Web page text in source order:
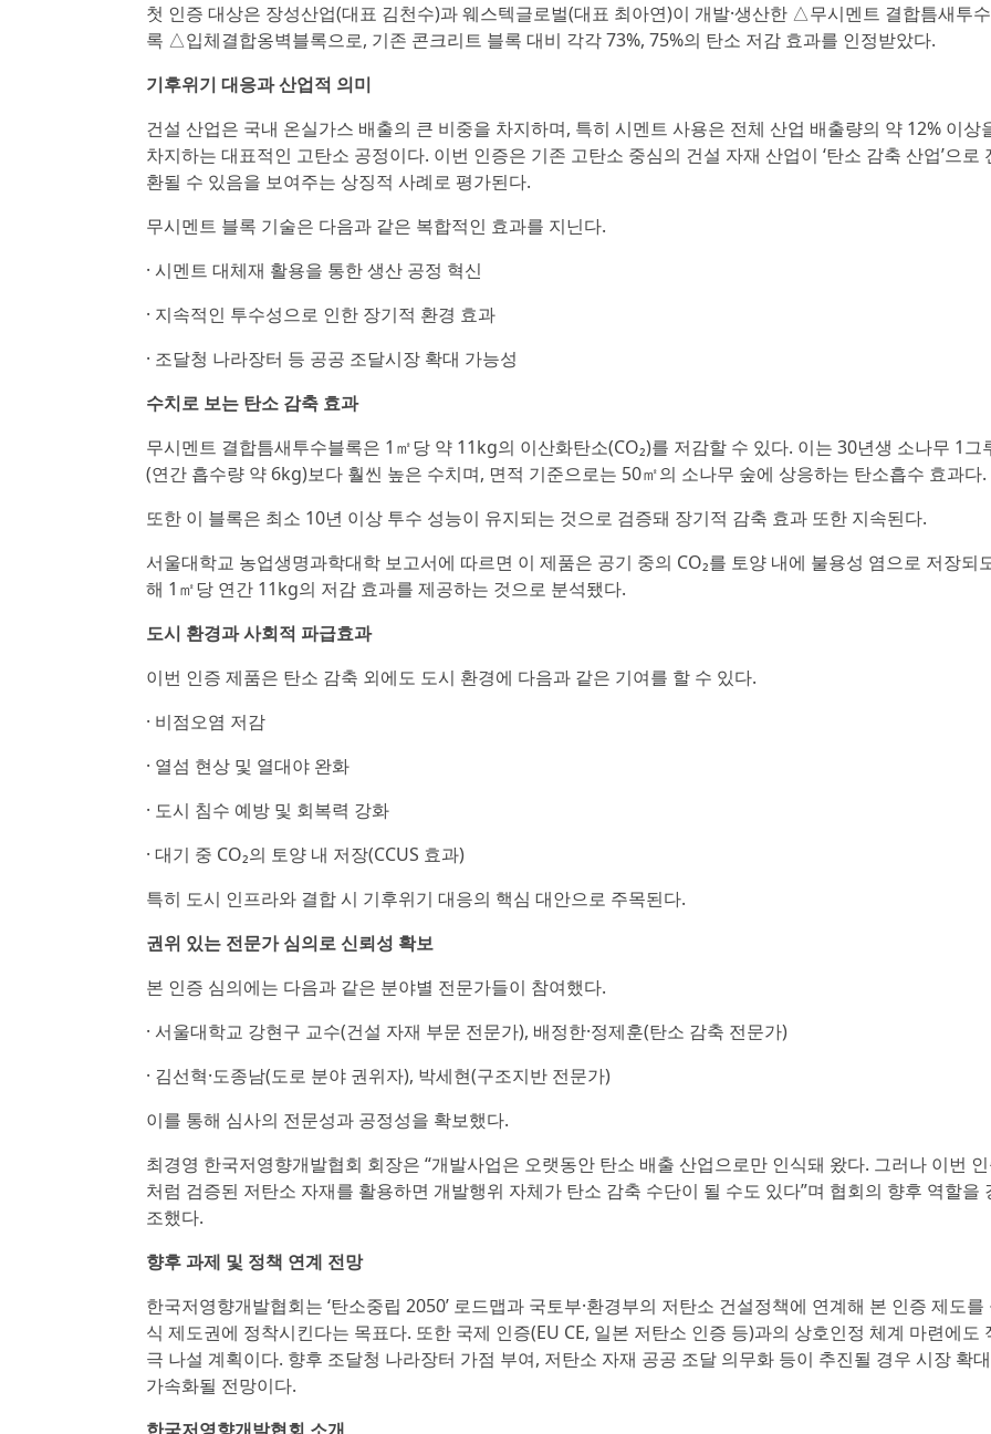
첫 인증 대상은 장성산업(대표 김천수)과 웨스텍글로벌(대표 최아연)이 개발·생산한 △무시멘트 결합틈새투
록 △입체결합옹벽블록으로, 기존 콘크리트 블록 대비 각각 73%, 75%의 탄소 저감 효과를 인정받았다.
기후위기 대응과 산업적 의미
건설 산업은 국내 온실가스 배출의 큰 비중을 차지하며, 특히 시멘트 사용은 전체 산업 배출량의 약 12% 이상
차지하는 대표적인 고탄소 공정이다. 이번 인증은 기존 고탄소 중심의 건설 자재 산업이 ‘탄소 감축 산업’으로
환될 수 있음을 보여주는 상징적 사례로 평가된다.
무시멘트 블록 기술은 다음과 같은 복합적인 효과를 지닌다.
· 시멘트 대체재 활용을 통한 생산 공정 혁신
· 지속적인 투수성으로 인한 장기적 환경 효과
· 조달청 나라장터 등 공공 조달시장 확대 가능성
수치로 보는 탄소 감축 효과
무시멘트 결합틈새투수블록은 1㎡당 약 11kg의 이산화탄소(CO₂)를 저감할 수 있다. 이는 30년생 소나무 1그
(연간 흡수량 약 6kg)보다 훨씬 높은 수치며, 면적 기준으로는 50㎡의 소나무 숲에 상응하는 탄소흡수 효과다.
또한 이 블록은 최소 10년 이상 투수 성능이 유지되는 것으로 검증돼 장기적 감축 효과 또한 지속된다.
서울대학교 농업생명과학대학 보고서에 따르면 이 제품은 공기 중의 CO₂를 토양 내에 불용성 염으로 저장되
해 1㎡당 연간 11kg의 저감 효과를 제공하는 것으로 분석됐다.
도시 환경과 사회적 파급효과
이번 인증 제품은 탄소 감축 외에도 도시 환경에 다음과 같은 기여를 할 수 있다.
· 비점오염 저감
· 열섬 현상 및 열대야 완화
· 도시 침수 예방 및 회복력 강화
· 대기 중 CO₂의 토양 내 저장(CCUS 효과)
특히 도시 인프라와 결합 시 기후위기 대응의 핵심 대안으로 주목된다.
권위 있는 전문가 심의로 신뢰성 확보
본 인증 심의에는 다음과 같은 분야별 전문가들이 참여했다.
· 서울대학교 강현구 교수(건설 자재 부문 전문가), 배정한·정제훈(탄소 감축 전문가)
· 김선혁·도종남(도로 분야 권위자), 박세현(구조지반 전문가)
이를 통해 심사의 전문성과 공정성을 확보했다.
최경영 한국저영향개발협회 회장은 “개발사업은 오랫동안 탄소 배출 산업으로만 인식돼 왔다. 그러나 이번
처럼 검증된 저탄소 자재를 활용하면 개발행위 자체가 탄소 감축 수단이 될 수도 있다”며 협회의 향후 역할을
조했다.
향후 과제 및 정책 연계 전망
한국저영향개발협회는 ‘탄소중립 2050’ 로드맵과 국토부·환경부의 저탄소 건설정책에 연계해 본 인증 제도를
식 제도권에 정착시킨다는 목표다. 또한 국제 인증(EU CE, 일본 저탄소 인증 등)과의 상호인정 체계 마련에도
극 나설 계획이다. 향후 조달청 나라장터 가점 부여, 저탄소 자재 공공 조달 의무화 등이 추진될 경우 시장 확
가속화될 전망이다.